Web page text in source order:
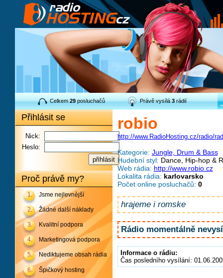
Celkem29posluchačů Právě vysílá3rádií
Přihlásit se
Nick:
Heslo:
Proč právě my?
1. Jsme nejlevnější
2. Žádné další náklady
3. Kvalitní podpora
4. Marketingová podpora
5. Nediktujeme obsah rádia
6. Špičkový hosting
robio
http://www.RadioHosting.cz/radio/
Kategorie: Jungle, Drum & Bass
Hudební styl: Dance, Hip-hop &
Web rádia: http://www.robio.cz
Lokalita rádia: karlovarsko
Počet online posluchačů: 0
hrajeme i romske
Rádio momentálně
Informace o rádiu:
Čas posledního vysílání: